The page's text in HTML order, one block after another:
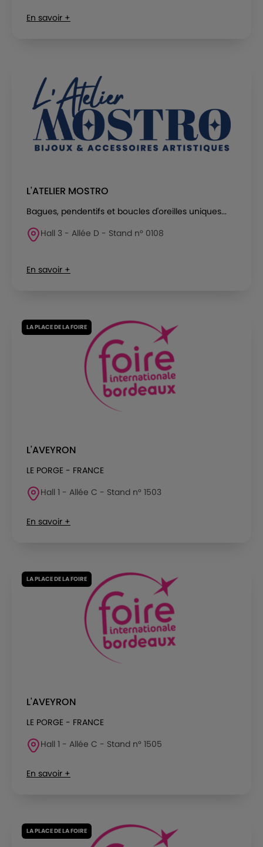
En savoir +
L'ATELIER MOSTRO
Bagues, pendentifs et boucles d'oreilles uniques...
Hall 3 - Allée D - Stand n° 0108
En savoir +
LA PLACE DE LA FOIRE
L'AVEYRON
LE PORGE - FRANCE
Hall 1 - Allée C - Stand n° 1503
En savoir +
LA PLACE DE LA FOIRE
L'AVEYRON
LE PORGE - FRANCE
Hall 1 - Allée C - Stand n° 1505
En savoir +
LA PLACE DE LA FOIRE